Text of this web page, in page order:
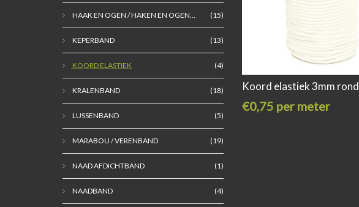
HAAK EN OGEN / HAKEN EN OGEN... (15)
KEPERBAND (13)
KOORD ELASTIEK (4)
KRALENBAND (18)
LUSSENBAND (5)
MARABOU / VERENBAND (19)
NAAD AFDICHTBAND (1)
NAADBAND (4)
Koord elastiek 3mm rond
€0,75 per meter